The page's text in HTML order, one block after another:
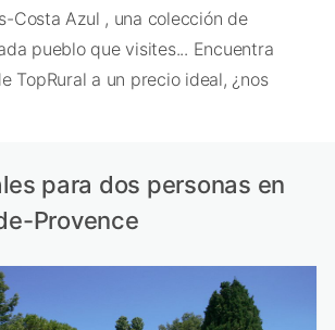
Costa Azul , una colección de
pueblo que visites... Encuentra
TopRural a un precio ideal, ¿nos
para dos personas en
Provence